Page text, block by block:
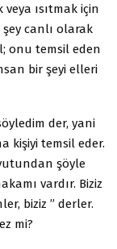
ısıtmak için
canlı olarak
onu temsil eden
bir şeyi elleri
der, yani
kişiyi temsil eder.
şöyle
vardır. Biziz
biziz ” derler.
mi?